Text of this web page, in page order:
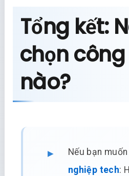
Tổng kết:
chọn công
nào?
Nếu bạn muốn
nghiệp tech: